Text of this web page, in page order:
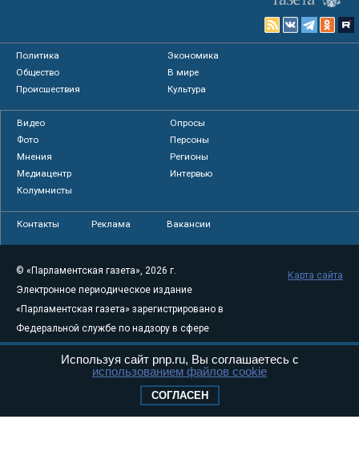
Политика
Экономика
Общество
В мире
Происшествия
Культура
Видео
Опросы
Фото
Персоны
Мнения
Регионы
Медиацентр
Интервью
Колумнисты
Контакты Реклама Вакансии
© «Парламентская газета», 2026 г.
Электронное периодическое издание
«Парламентская газета» зарегистрировано в
Федеральной службе по надзору в сфере
связи, информационных технологий и
массовых коммуникаций (Роскомнадзор) 05
Свидетельство о регистрации Эл № ФС77-
Карта сайта
Используя сайт pnp.ru, Вы соглашаетесь с
использованием файлов cookie
СОГЛАСЕН